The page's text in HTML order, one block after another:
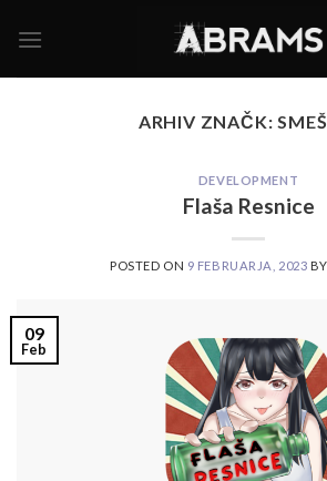
ARHIV ZNAČK:
DEVELOPMENT
Flaša Resnice
POSTED ON 9 FEBRUARJA, 2023 BY
09
Feb